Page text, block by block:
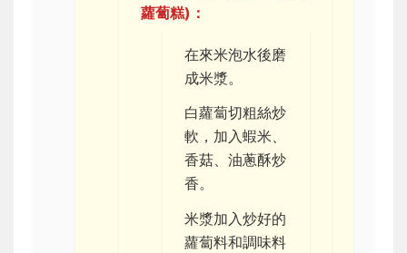
蘿蔔糕)：
在來米泡水後磨
成米漿。
白蘿蔔切粗絲炒
軟，加入蝦米、
香菇、油蔥酥炒
香。
米漿加入炒好的
蘿蔔料和調味料